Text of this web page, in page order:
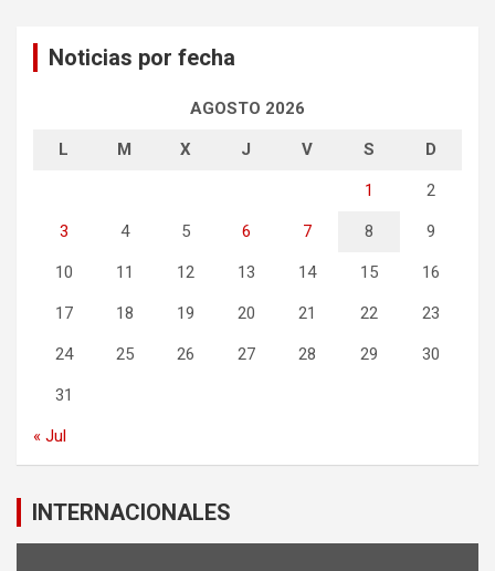
Noticias por fecha
AGOSTO 2026
L M X J V S D
1 2
3 4 5 6 7 8 9
10 11 12 13 14 15 16
17 18 19 20 21 22 23
24 25 26 27 28 29 30
31
« Jul
INTERNACIONALES